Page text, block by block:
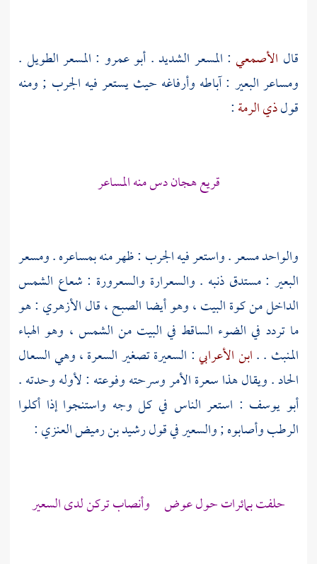
قال الأصمعي : المسعر الشديد . أبو عمرو : المسعر الطويل .
ومساعر البعير : آباطه وأرفاغه حيث يستعر فيه الجرب ; ومنه
قولذي الرمة:
قريع هجان دس منه المساعر
والواحد مسعر . واستعر فيه الجرب : ظهر منه بمساعره . ومسعر
البعير : مستدق ذنبه . والسعرارة والسعرورة : شعاع الشمس
الداخل من كوة البيت ، وهو أيضا الصبح ، قالالأزهري : هو
ما تردد في الضوء الساقط في البيت من الشمس ، وهو الهباء
المنبث . .ابن الأعرابي: السعيرة تصغير السعرة ، وهي السعال
الحاد . ويقال هذا سعرة الأمر وسرحته وفوعته : لأوله وحدته .
أبو يوسف : استعر الناس في كل وجه واستنجوا إذا أكلوا
الرطب وأصابوه ; والسعير في قولرشيد بن رميض العنزي:
حلفت بمائرات حول عوض وأنصاب تركن لدى السعير